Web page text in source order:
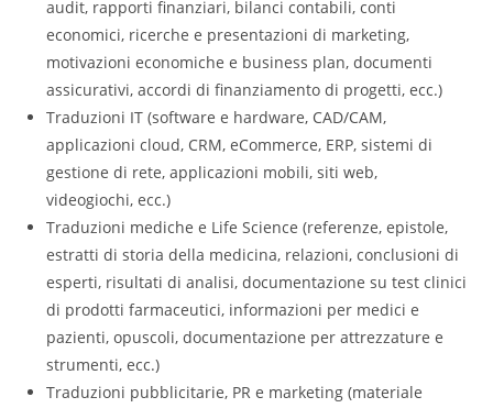
audit, rapporti finanziari, bilanci contabili, conti
economici, ricerche e presentazioni di marketing,
motivazioni economiche e business plan, documenti
assicurativi, accordi di finanziamento di progetti, ecc.)
Traduzioni IT (software e hardware, CAD/CAM,
applicazioni cloud, CRM, eCommerce, ERP, sistemi di
gestione di rete, applicazioni mobili, siti web,
videogiochi, ecc.)
Traduzioni mediche e Life Science (referenze, epistole,
estratti di storia della medicina, relazioni, conclusioni di
esperti, risultati di analisi, documentazione su test clinici
di prodotti farmaceutici, informazioni per medici e
pazienti, opuscoli, documentazione per attrezzature e
strumenti, ecc.)
Traduzioni pubblicitarie, PR e marketing (materiale